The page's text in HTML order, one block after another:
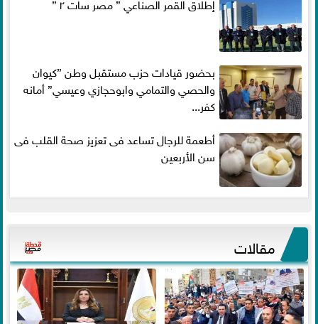
بحضور قيادات حزب مستقبل وطن ”كيوان
والحصي والتمامي وابوحجازي وعيسي” أمانه
كفر...
أطعمة للرجال تساعد فى تعزيز صحة القلب فى
سن الأربعين
مقالات